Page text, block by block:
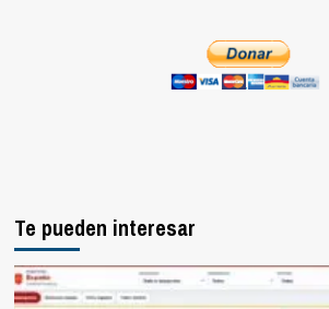
Te pueden interesar